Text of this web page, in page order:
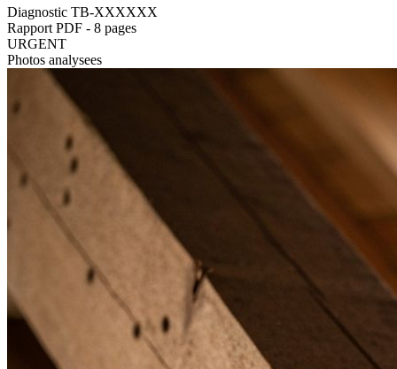
Diagnostic TB-XXXXXX
Rapport PDF - 8 pages
URGENT
Photos analysees